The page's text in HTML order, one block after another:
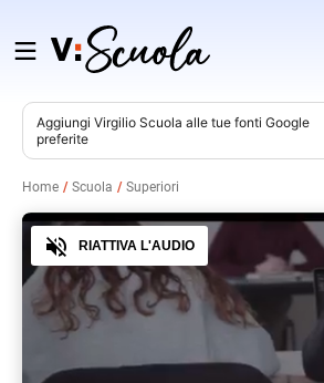
Salta
contenuto
Aggiungi Virgilio Scuola alle tue fonti Google
preferite
Home Scuola Superiori
Audio
RIATTIVA L'AUDIO